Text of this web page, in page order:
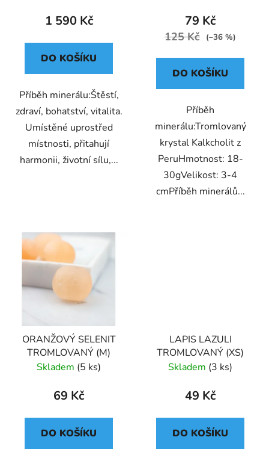
1 590 Kč
DO KOŠÍKU
Příběh minerálu:Štěstí,
zdraví, bohatství, vitalita.
Umístěné uprostřed
místnosti, přitahují
harmonii, životní sílu,...
79 Kč
125 Kč (–36 %)
DO KOŠÍKU
Příběh
minerálu:Tromlovaný
krystal Kalkcholit z
PeruHmotnost: 18-
30gVelikost: 3-4
cmPříběh minerálů...
ORANŽOVÝ SELENIT
TROMLOVANÝ (M)
Skladem (5 ks)
69 Kč
DO KOŠÍKU
LAPIS LAZULI
TROMLOVANÝ (XS)
Skladem (3 ks)
49 Kč
DO KOŠÍKU